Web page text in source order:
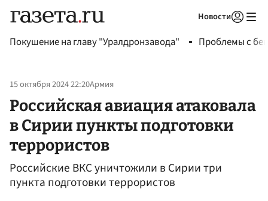
Новости
Покушение на главу "Уралдронзавода" Проблемы с
15 октября 2024 22:20Армия
Российская авиация атаковала
в Сирии пункты подготовки
террористов
Российские ВКС уничтожили в Сирии три
пункта подготовки террористов